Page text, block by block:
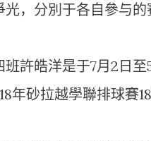
， 分別于各自參与的
許皓洋是于7月2日至5
年砂拉越學聯排球賽